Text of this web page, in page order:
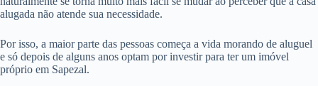
alugada não atende sua necessidade.
Por isso, a maior parte das pessoas começa a vida morando de aluguel
e só depois de alguns anos optam por investir para ter um imóvel
próprio em Sapezal.